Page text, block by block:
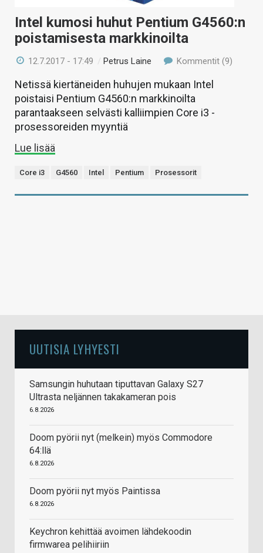
Intel kumosi huhut Pentium G4560:n
poistamisesta markkinoilta
12.7.2017 - 17:49 /Petrus Laine Kommentit (9)
Netissä kiertäneiden huhujen mukaan Intel
poistaisi Pentium G4560:n markkinoilta
parantaakseen selvästi kalliimpien Core i3 -
prosessoreiden myyntiä
Lue lisää
Core i3 G4560 Intel Pentium Prosessorit
UUTISIA LYHYESTI
Samsungin huhutaan tiputtavan Galaxy S27
Ultrasta neljännen takakameran pois
6.8.2026
Doom pyörii nyt (melkein) myös Commodore
64:llä
6.8.2026
Doom pyörii nyt myös Paintissa
6.8.2026
Keychron kehittää avoimen lähdekoodin
firmwarea pelihiiriin